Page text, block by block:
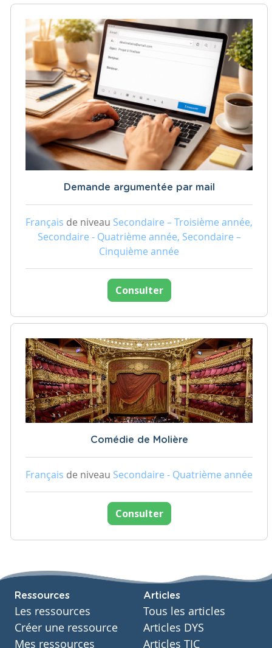
Demande argumentée par mail
Français de niveau Secondaire – Troisième année,
Secondaire - Quatrième année, Secondaire –
Cinquième année
Consulter
Comédie de Molière
Français de niveau Secondaire - Quatrième année
Consulter
Ressources
Les ressources
Créer une ressource
Mes ressources
Articles
Tous les articles
Articles DYS
Articles TIC